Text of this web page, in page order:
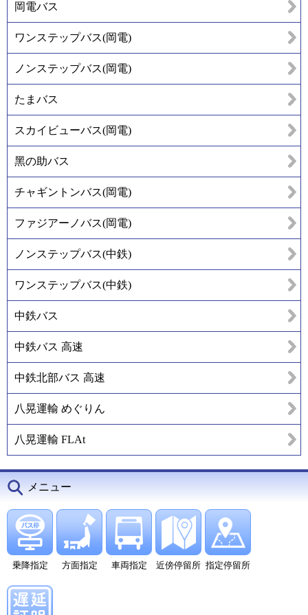
岡電バス
ワンステップバス(岡電)
ノンステップバス(岡電)
たまバス
スカイビューバス(岡電)
黑の助バス
チャギントンバス(岡電)
ファジアーノバス(岡電)
ノンステップバス(中鉄)
ワンステップバス(中鉄)
中鉄バス
中鉄バス 高速
中鉄北部バス 高速
八晃運輸 めぐりん
八晃運輸 FLAt
メニュー
乗降指定 方面指定 車両指定 近傍停留所 指定停留所